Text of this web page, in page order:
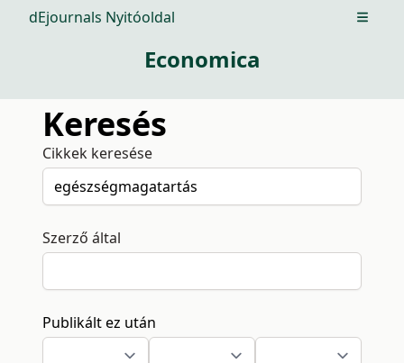
dEjournals Nyitóoldal Open
Economica
Keresés
Cikkek keresése
Szerző által
Publikált ez után